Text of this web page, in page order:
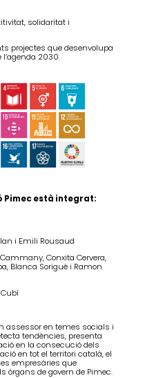
solidaritat i
projectes que desenvolupa
2030.
Pimec està integrat:
i Emili Rousaud
Conxita Cervera,
Blanca Sorigué i Ramon
assessor en temes socials i
tendències, presenta
en la consecució dels
en tot el territori català, el
empresàries que
òrgans de govern de Pimec.